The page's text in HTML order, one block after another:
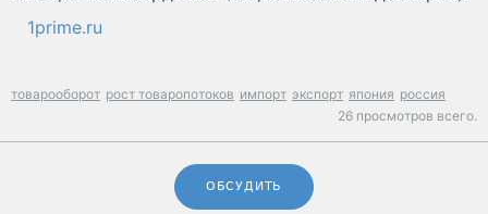
1prime.ru
товарооборот рост товаропотоков импорт экспорт япония россия
26 просмотров всего.
ОБСУДИТЬ